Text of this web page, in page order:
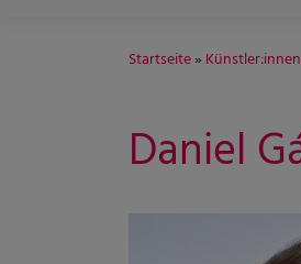
Startseite Künstler:innen
Daniel